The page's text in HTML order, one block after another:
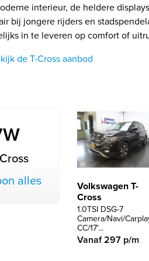
interieur, de heldere
bij jongere rijders en
in te leveren op comfort of
de T-Cross aanbod
alles
Volkswagen T-
Cross
1.0TSI DSG-7
Camera/Navi/
CC/17'...
Vanaf 297 p/m